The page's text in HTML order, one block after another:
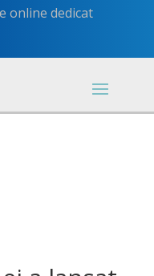
online dedicat